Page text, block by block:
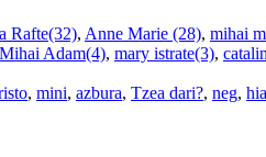
Rafte(32), Anne Marie (28), mihai
Mihai Adam(4), mary istrate(3),
, mini, azbura, Tzea dari?, neg,